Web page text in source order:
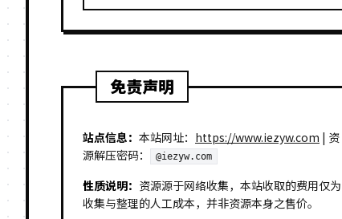
免责声明
站点信息： 本站网址： https://www.iezyw.com | 资
源解压密码：
@iezyw.com
性质说明： 资源源于网络收集，本站收取的费用仅为
收集与整理的人工成本，并非资源本身之售价。